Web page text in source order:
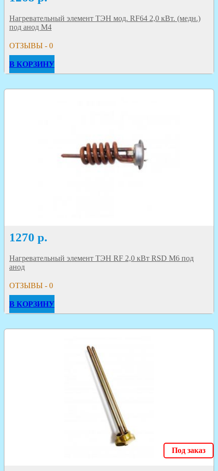
Нагревательный элемент ТЭН мод. RF64 2,0 кВт. (медн.)
под анод М4
ОТЗЫВЫ - 0
В КОРЗИНУ
1270 р.
Нагревательный элемент ТЭН RF 2,0 кВт RSD M6 под
анод
ОТЗЫВЫ - 0
В КОРЗИНУ
Под заказ